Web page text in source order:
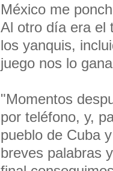
México me
Al otro día era el
los yanquis,
juego nos lo
"Momentos
por teléfono, y,
pueblo de Cuba
breves palabras